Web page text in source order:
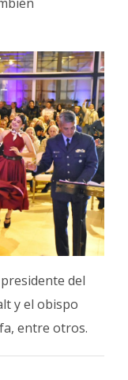
del
y el obispo
entre otros.